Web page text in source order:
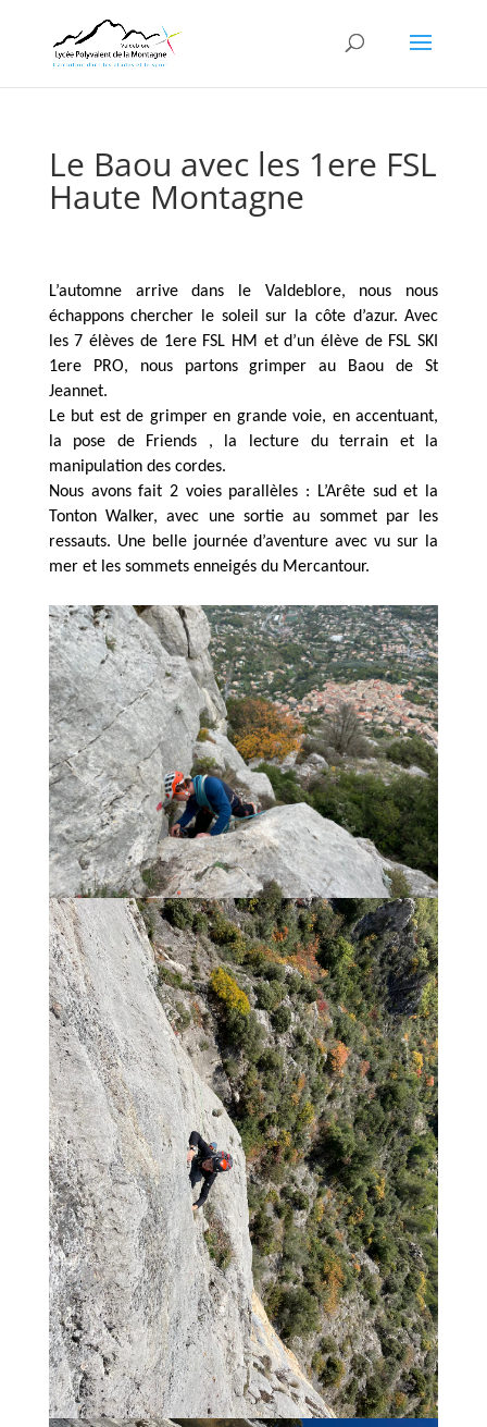
Le Baou avec les 1ere FSL
Haute Montagne
L’automne arrive dans le Valdeblore, nous nous
échappons chercher le soleil sur la côte d’azur. Avec
les 7 élèves de 1ere FSL HM et d’un élève de FSL SKI
1ere PRO, nous partons grimper au Baou de St
Jeannet.
Le but est de grimper en grande voie, en accentuant,
la pose de Friends , la lecture du terrain et la
manipulation des cordes.
Nous avons fait 2 voies parallèles : L’Arête sud et la
Tonton Walker, avec une sortie au sommet par les
ressauts. Une belle journée d’aventure avec vu sur la
mer et les sommets enneigés du Mercantour.